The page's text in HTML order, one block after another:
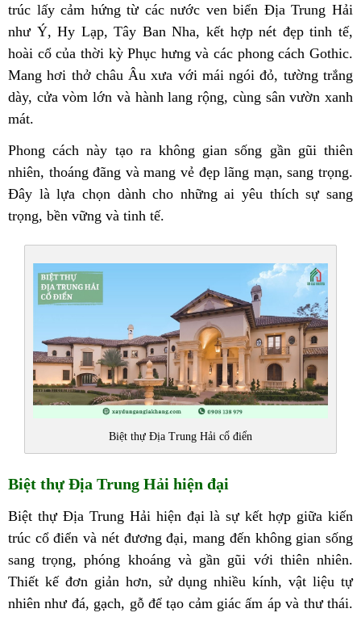
trúc lấy cảm hứng từ các nước ven biển Địa Trung Hải
như Ý, Hy Lạp, Tây Ban Nha, kết hợp nét đẹp tinh tế,
hoài cổ của thời kỳ Phục hưng và các phong cách Gothic.
Mang hơi thở châu Âu xưa với mái ngói đỏ, tường trắng
dày, cửa vòm lớn và hành lang rộng, cùng sân vườn xanh
mát.
Phong cách này tạo ra không gian sống gần gũi thiên
nhiên, thoáng đãng và mang vẻ đẹp lãng mạn, sang trọng.
Đây là lựa chọn dành cho những ai yêu thích sự sang
trọng, bền vững và tinh tế.
Biệt thự Địa Trung Hải cổ điển
Biệt thự Địa Trung Hải hiện đại
Biệt thự Địa Trung Hải hiện đại là sự kết hợp giữa kiến
trúc cổ điển và nét đương đại, mang đến không gian sống
sang trọng, phóng khoáng và gần gũi với thiên nhiên.
Thiết kế đơn giản hơn, sử dụng nhiều kính, vật liệu tự
nhiên như đá, gạch, gỗ để tạo cảm giác ấm áp và thư thái.